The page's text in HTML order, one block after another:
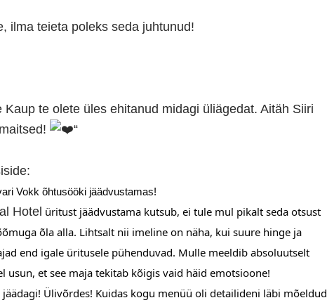
ilma teieta poleks seda juhtunud!
Kaup te olete üles ehitanud midagi üliägedat. Aitäh Siiri
“
Vokk õhtusööki jäädvustamas!
Hotel üritust jäädvustama kutsub, ei tule mul pikalt seda otsust
õla alla. Lihtsalt nii imeline on näha, kui suure hinge ja
end igale üritusele pühenduvad. Mulle meeldib absoluutselt
usun, et see maja tekitab kõigis vaid häid emotsioone!
Ülivõrdes! Kuidas kogu menüü oli detailideni läbi mõeldud